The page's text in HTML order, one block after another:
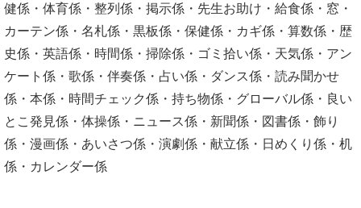
健係・体育係・整列係・掲示係・先生お助け・給食係・窓・
カーテン係・名札係・黒板係・保健係・カギ係・算数係・歴
史係・英語係・時間係・掃除係・ゴミ拾い係・天気係・アン
ケート係・歌係・伴奏係・占い係・ダンス係・読み聞かせ
係・本係・時間チェック係・持ち物係・グローバル係・良い
とこ発見係・体操係・ニュース係・新聞係・図書係・飾り
係・漫画係・あいさつ係・演劇係・献立係・日めくり係・机
係・カレンダー係